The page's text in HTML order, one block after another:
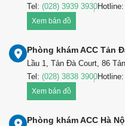
Tel: (028) 3939 3930Hotline:
Xem bản đồ
Phòng khám ACC Tản
Lầu 1, Tản Đà Court, 86
Tel: (028) 3838 3900Hotline:
Xem bản đồ
Phòng khám ACC Hà